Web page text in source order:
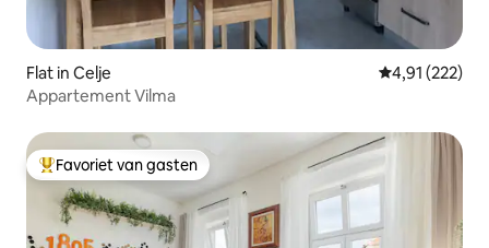
Flat in Celje Gemiddelde
4,91 (222)
Appartement Vilma
Topfavoriet van gasten
Favoriet van gasten